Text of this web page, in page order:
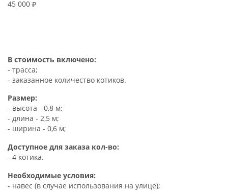
45 000
В стоимость включено:
- трасса;
- заказанное количество котиков.
Размер:
- высота - 0,8 м;
- длина - 2,5 м;
- ширина - 0,6 м;
Доступное для заказа кол-во:
- 4 котика.
Необходимые условия:
- навес (в случае использования на улице);